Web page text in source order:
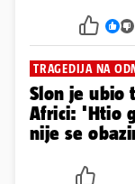
TRAGEDIJA NA
Slon je ubio
Africi: 'Htio
nije se